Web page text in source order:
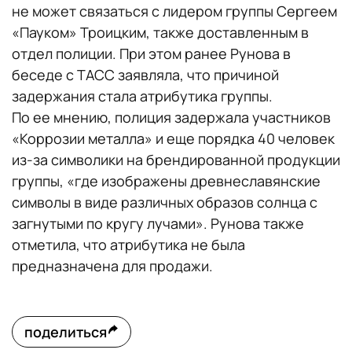
не может связаться с лидером группы Сергеем
«Пауком» Троицким, также доставленным в
отдел полиции. При этом ранее Рунова в
беседе с ТАСС заявляла, что причиной
задержания стала атрибутика группы.
По ее мнению, полиция задержала участников
«Коррозии металла» и еще порядка 40 человек
из-за символики на брендированной продукции
группы, «где изображены древнеславянские
символы в виде различных образов солнца с
загнутыми по кругу лучами». Рунова также
отметила, что атрибутика не была
предназначена для продажи.
поделиться